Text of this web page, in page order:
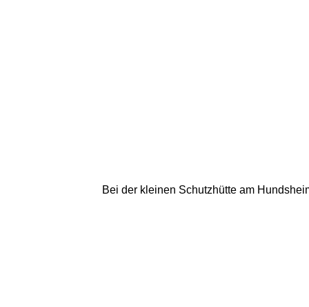
Bei der kleinen Schutzhütte am